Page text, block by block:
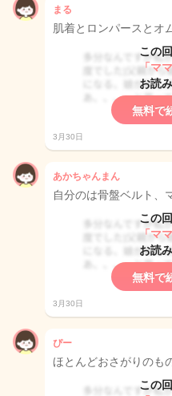
まる
肌着とロンパースとオ
この
「マ
お読
無料で
3月30日
あかちゃんまん
自分のは骨盤ベルト、
この
「マ
お読
無料で
3月30日
ぴー
ほとんどおさがりのも
この